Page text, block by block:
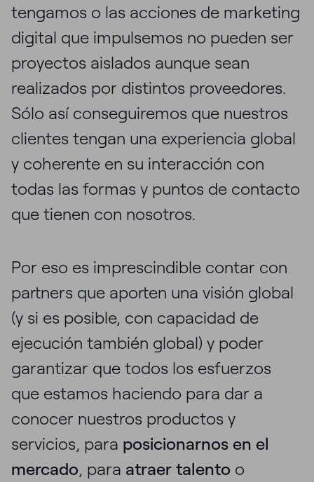
tengamos o las acciones de marketing
digital que impulsemos no pueden ser
proyectos aislados aunque sean
realizados por distintos proveedores.
Sólo así conseguiremos que nuestros
clientes tengan una experiencia global
y coherente en su interacción con
todas las formas y puntos de contacto
que tienen con nosotros.
Por eso es imprescindible contar con
partners que aporten una visión global
(y si es posible, con capacidad de
ejecución también global) y poder
garantizar que todos los esfuerzos
que estamos haciendo para dar a
conocer nuestros productos y
servicios, para posicionarnos en el
mercado, para atraer talento o